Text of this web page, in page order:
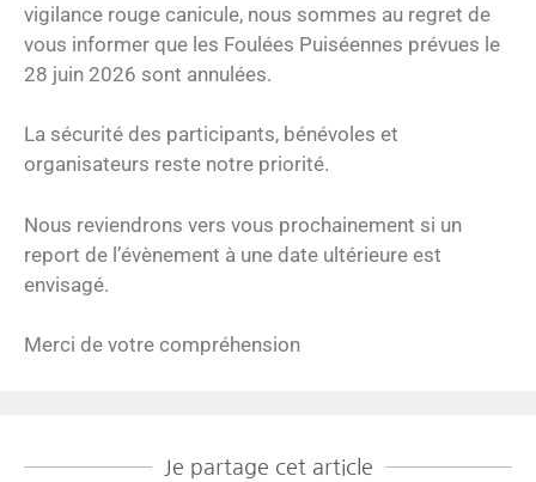
vigilance rouge canicule, nous sommes au regret de
vous informer que les Foulées Puiséennes prévues le
28 juin 2026 sont annulées.
La sécurité des participants, bénévoles et
organisateurs reste notre priorité.
Nous reviendrons vers vous prochainement si un
report de l’évènement à une date ultérieure est
envisagé.
Merci de votre compréhension
Je partage cet article